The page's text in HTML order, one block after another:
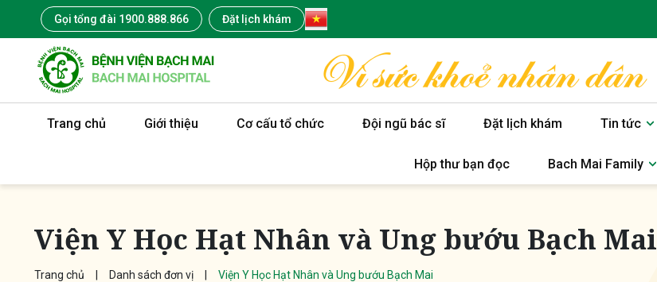
Gọi tổng đài 1900.888.866 Đặt lịch khám
Trang chủ Giới thiệu Cơ cấu tổ chức Đội ngũ bác sĩ Đặt lịch khám Tin tức
Hộp thư bạn đọc Bach Mai Family
Viện Y Học Hạt Nhân và Ung bướu Bạch Mai
Trang chủ Danh sách đơn vị Viện Y Học Hạt Nhân và Ung bướu Bạch Mai